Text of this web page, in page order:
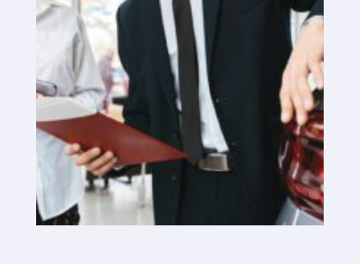
Cerchiamo posizioni
Cosa stiamo cercando?
Cosa offriamo?
Proponi posizione
Mappa